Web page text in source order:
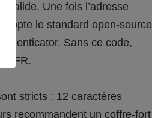
valide. Une fois l’adresse
le standard open-source
Sans ce code,
FR.
stricts : 12 caractères
recommandent un coffre-fort